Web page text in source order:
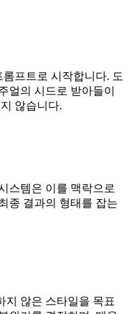
프트로 시작합니다. 도
얼의 시드로 받아들이
않습니다.
스템은 이를 맥락으로
종 결과의 형태를 잡는
지 않은 스타일을 목표